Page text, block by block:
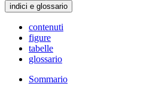
indici e glossario
contenuti
figure
tabelle
glossario
Sommario